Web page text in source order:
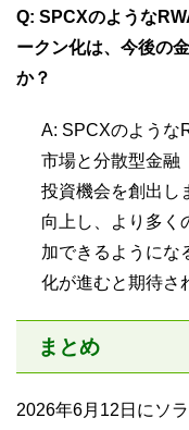
Q: SPCXのような
ークン化は、今後の
か？
A: SPCXのような
市場と分散型金融
投資機会を創出し
向上し、より多く
加できるようにな
化が進むと期待さ
まとめ
2026年6月12日にソ